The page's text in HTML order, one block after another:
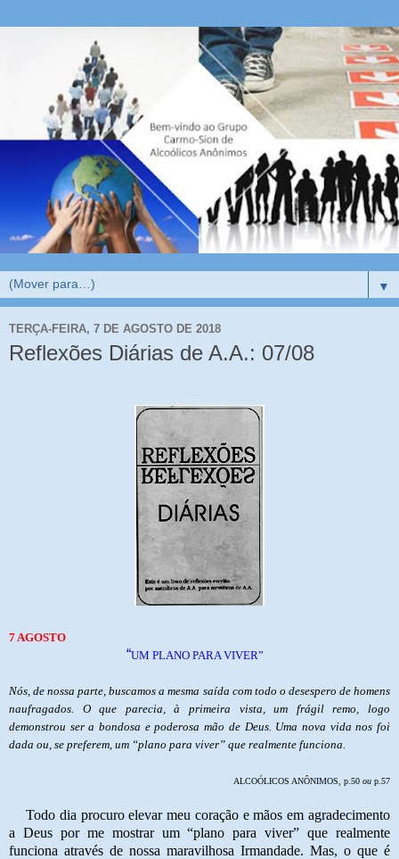
▼
TERÇA-FEIRA, 7 DE AGOSTO DE 2018
Reflexões Diárias de A.A.: 07/08
7 AGOSTO
“UM PLANO PARA VIVER”
Nós, de nossa parte, buscamos a mesma saída com todo o desespero de homens
naufragados. O que parecia, à primeira vista, um frágil remo, logo
demonstrou ser a bondosa e poderosa mão de Deus. Uma nova vida nos foi
dada ou, se preferem, um “plano para viver” que realmente funciona.
ALCOÓLICOS ANÔNIMOS, p.50 ou p.57
Todo dia procuro elevar meu coração e mãos em agradecimento
a Deus por me mostrar um “plano para viver” que realmente
funciona através de nossa maravilhosa Irmandade. Mas, o que é